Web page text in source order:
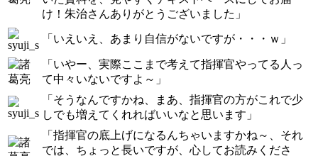
け！朱治さんありがとうございました」
「いえいえ、あまり自信がないですが・・・ｗ」
「いやー、実際ここまで考えて指揮官やってる人っ
て中々いないですよ～」
「そうなんですかね、まあ、指揮官の方がこれで少
しでも増えてくれればいいなと思います」
「指揮官の底上げになるんちゃいますかね～、それ
では、ちょっと長いですが、心してお読みくださ